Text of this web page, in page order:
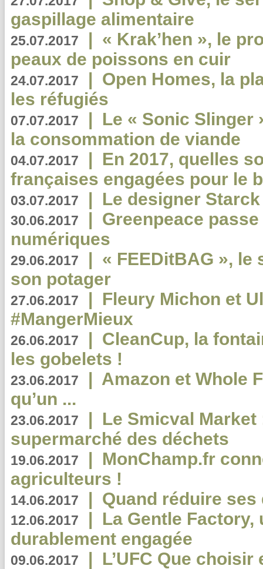
gaspillage alimentaire
25.07.2017 | « Krak’hen », le
peaux de poissons en cuir
24.07.2017 | Open Homes, la
les réfugiés
07.07.2017 | Le « Sonic Slinger
la consommation de viande
04.07.2017 | En 2017, quelles
françaises engagées pour le
03.07.2017 | Le designer
30.06.2017 | Greenpeace
numériques
29.06.2017 | « FEEDitBAG », le
son potager
27.06.2017 | Fleury Michon et
#MangerMieux
26.06.2017 | CleanCup, la
les gobelets !
23.06.2017 | Amazon et Whole
qu’un ...
23.06.2017 | Le Smicval
supermarché des déchets
19.06.2017 | MonChamp.fr
agriculteurs !
14.06.2017 | Quand réduire
12.06.2017 | La Gentle
durablement engagée
09.06.2017 | L’UFC Que